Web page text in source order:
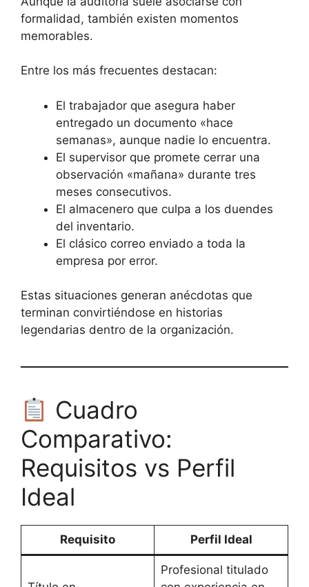
formalidad, también existen momentos
memorables.
Entre los más frecuentes destacan:
El trabajador que asegura haber
entregado un documento «hace
semanas», aunque nadie lo encuentra.
El supervisor que promete cerrar una
observación «mañana» durante tres
meses consecutivos.
El almacenero que culpa a los duendes
del inventario.
El clásico correo enviado a toda la
empresa por error.
Estas situaciones generan anécdotas que
terminan convirtiéndose en historias
legendarias dentro de la organización.
Cuadro
Comparativo:
Requisitos vs Perfil
Ideal
Requisito Perfil Ideal
Profesional titulado